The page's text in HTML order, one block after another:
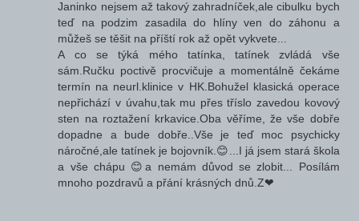
Janinko nejsem až takový zahradníček,ale cibulku bych
teď na podzim zasadila do hlíny ven do záhonu a
můžeš se těšit na příští rok až opět vykvete...
A co se týká mého tatínka, tatínek zvládá vše
sám.Ručku poctivě procvičuje a momentálně čekáme
termín na neurl.klinice v HK.Bohužel klasická operace
nepřichází v úvahu,tak mu přes tříslo zavedou kovový
sten na roztažení krkavice.Oba věříme, že vše dobře
dopadne a bude dobře..Vše je teď moc psychicky
náročné,ale tatínek je bojovník.😊...I já jsem stará škola
a vše chápu 😊a nemám důvod se zlobit... Posílám
mnoho pozdravů a přání krásných dnů.Z❤